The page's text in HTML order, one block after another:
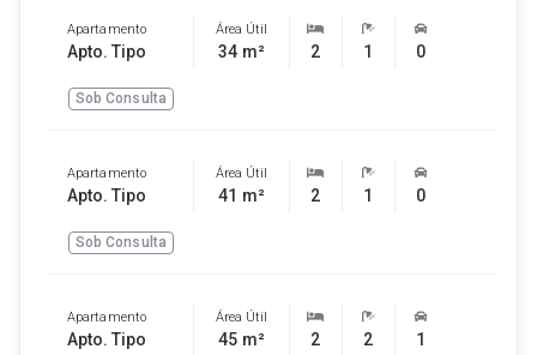
Apartamento
Apto. Tipo
Área Útil
34 m² 2 1 0
Sob Consulta
Apartamento
Apto. Tipo
Área Útil
41 m² 2 1 0
Sob Consulta
Apartamento
Apto. Tipo
Área Útil
45 m² 2 2 1